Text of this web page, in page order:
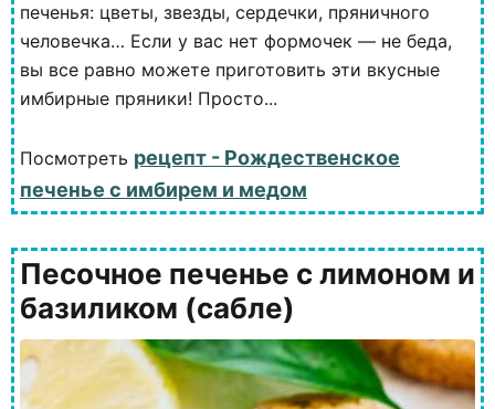
печенья: цветы, звезды, сердечки, пряничного
человечка… Если у вас нет формочек — не беда,
вы все равно можете приготовить эти вкусные
имбирные пряники! Просто...
Посмотреть рецепт - Рождественское
печенье с имбирем и медом
Песочное печенье с лимоном и
базиликом (сабле)